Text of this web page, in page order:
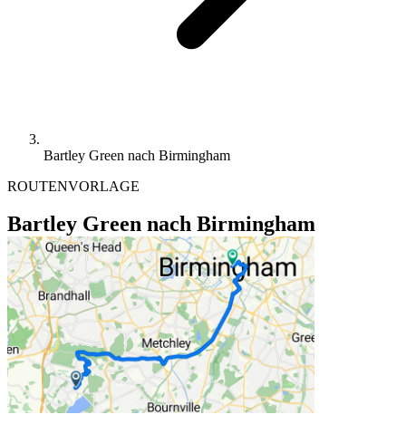
Bartley Green nach Birmingham
ROUTENVORLAGE
Bartley Green nach Birmingham